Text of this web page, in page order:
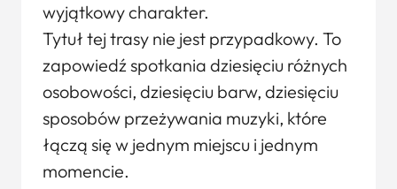
wyjątkowy charakter.
Tytuł tej trasy nie jest przypadkowy. To
zapowiedź spotkania dziesięciu różnych
osobowości, dziesięciu barw, dziesięciu
sposobów przeżywania muzyki, które
łączą się w jednym miejscu i jednym
momencie.